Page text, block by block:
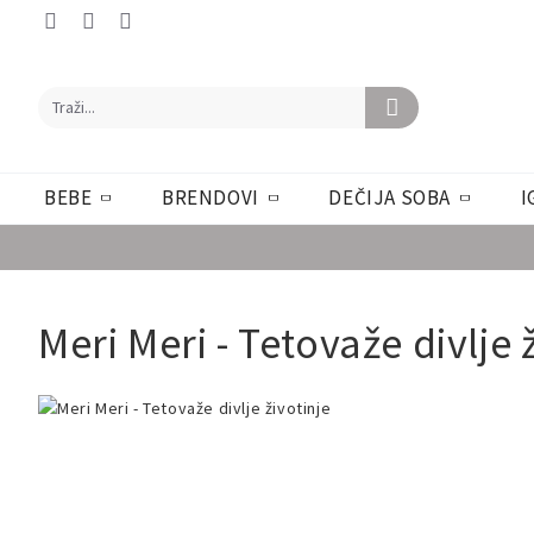
BEBE BRENDOVI DEČIJA SOBA
Meri Meri - Tetovaže divlje